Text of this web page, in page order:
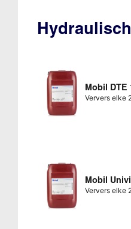
Mobil DTE
Ververs elke
Mobil
Ververs elke